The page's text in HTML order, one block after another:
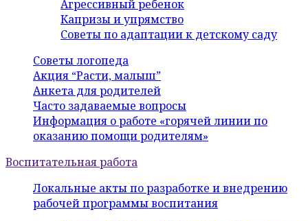
Агрессивный ребенок
Капризы и упрямство
Советы по адаптации к детскому саду
Советы логопеда
Акция “Расти, малыш”
Анкета для родителей
Часто задаваемые вопросы
Информация о работе «горячей линии по
оказанию помощи родителям»
Воспитательная работа
Локальные акты по разработке и внедрению
рабочей программы воспитания